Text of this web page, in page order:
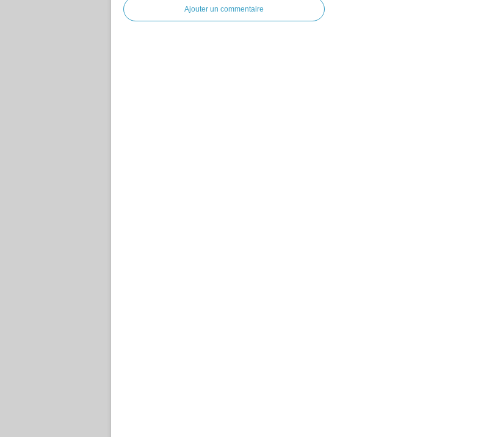
Ajouter un commentaire